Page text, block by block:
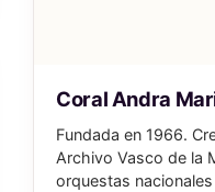
Coral Andra
Fundada en 1966.
Archivo Vasco de la
orquestas